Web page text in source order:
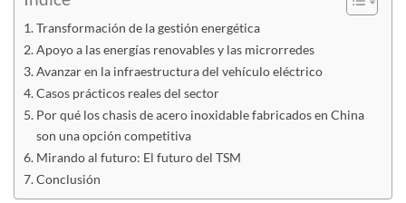
Transformación de la gestión energética
Apoyo a las energías renovables y las microrredes
Avanzar en la infraestructura del vehículo eléctrico
Casos prácticos reales del sector
Por qué los chasis de acero inoxidable fabricados en China
son una opción competitiva
Mirando al futuro: El futuro del TSM
Conclusión